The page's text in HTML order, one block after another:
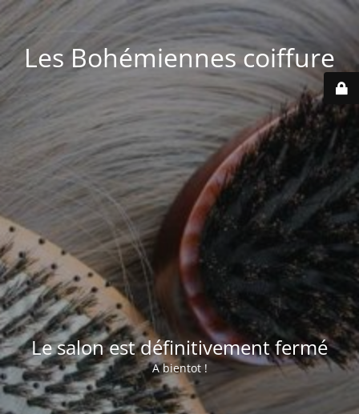
Les Bohémiennes coiffure
Le salon est définitivement fermé
A bientot !